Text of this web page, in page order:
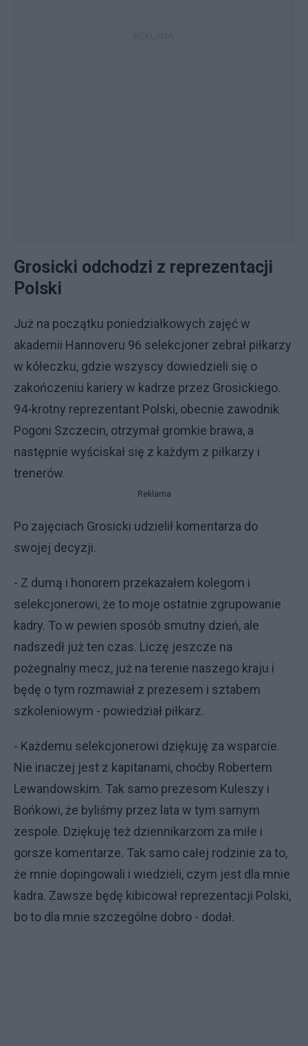
Grosicki odchodzi z reprezentacji
Polski
Już na początku poniedziałkowych zajęć w
akademii Hannoveru 96 selekcjoner zebrał piłkarzy
w kółeczku, gdzie wszyscy dowiedzieli się o
zakończeniu kariery w kadrze przez Grosickiego.
94-krotny reprezentant Polski, obecnie zawodnik
Pogoni Szczecin, otrzymał gromkie brawa, a
następnie wyściskał się z każdym z piłkarzy i
trenerów.
Reklama
Po zajęciach Grosicki udzielił komentarza do
swojej decyzji.
- Z dumą i honorem przekazałem kolegom i
selekcjonerowi, że to moje ostatnie zgrupowanie
kadry. To w pewien sposób smutny dzień, ale
nadszedł już ten czas. Liczę jeszcze na
pożegnalny mecz, już na terenie naszego kraju i
będę o tym rozmawiał z prezesem i sztabem
szkoleniowym - powiedział piłkarz.
- Każdemu selekcjonerowi dziękuję za wsparcie.
Nie inaczej jest z kapitanami, choćby Robertem
Lewandowskim. Tak samo prezesom Kuleszy i
Bońkowi, że byliśmy przez lata w tym samym
zespole. Dziękuję też dziennikarzom za miłe i
gorsze komentarze. Tak samo całej rodzinie za to,
że mnie dopingowali i wiedzieli, czym jest dla mnie
kadra. Zawsze będę kibicował reprezentacji Polski,
bo to dla mnie szczególne dobro - dodał.